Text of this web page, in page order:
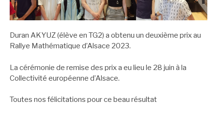
Duran AKYUZ (élève en TG2) a obtenu un deuxième prix au
Rallye Mathématique d’Alsace 2023.
La cérémonie de remise des prix a eu lieu le 28 juin à la
Collectivité européenne d’Alsace.
Toutes nos félicitations pour ce beau résultat